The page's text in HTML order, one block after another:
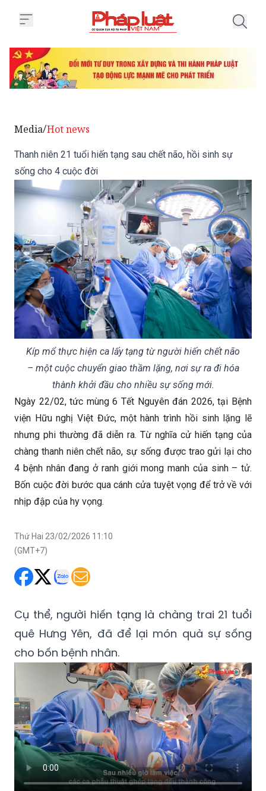
Media/Hot news
Thanh niên 21 tuổi hiến tạng sau chết não, hồi sinh sự
sống cho 4 cuộc đời
Kíp mổ thực hiện ca lấy tạng từ người hiến chết não
– một cuộc chuyển giao thầm lặng, nơi sự ra đi hóa
thành khởi đầu cho nhiều sự sống mới.
Ngày 22/02, tức mùng 6 Tết Nguyên đán 2026, tại Bệnh
viện Hữu nghị Việt Đức, một hành trình hồi sinh lặng lẽ
nhưng phi thường đã diễn ra. Từ nghĩa cử hiến tạng của
chàng thanh niên chết não, sự sống được trao gửi lại cho
4 bệnh nhân đang ở ranh giới mong manh của sinh – tử.
Bốn cuộc đời bước qua cánh cửa tuyệt vọng để trở về với
nhịp đập của hy vọng.
Thứ Hai 23/02/2026 11:10
(GMT+7)
Cụ thể, người hiến tạng là chàng trai 21 tuổi
quê Hưng Yên, đã để lại món quà sự sống
cho bốn bệnh nhân.